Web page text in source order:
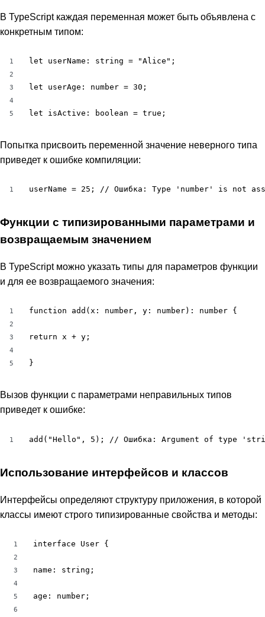
В TypeScript каждая переменная может быть объявлена с
конкретным типом:
1
2
3
4
5
let userName: string = "Alice";
let userAge: number = 30;
let isActive: boolean = true;
Попытка присвоить переменной значение неверного типа
приведет к ошибке компиляции:
1 userName = 25; // Ошибка: Type 'number' is not
Функции с типизированными параметрами и
возвращаемым значением
В TypeScript можно указать типы для параметров функции
и для ее возвращаемого значения:
1
2
3
4
5
function add(x: number, y: number): number {
return x + y;
}
Вызов функции с параметрами неправильных типов
приведет к ошибке:
1 add("Hello", 5); // Ошибка: Argument of type
Использование интерфейсов и классов
Интерфейсы определяют структуру приложения, в которой
классы имеют строго типизированные свойства и методы:
1
2
3
4
5
6
interface User {
name: string;
age: number;